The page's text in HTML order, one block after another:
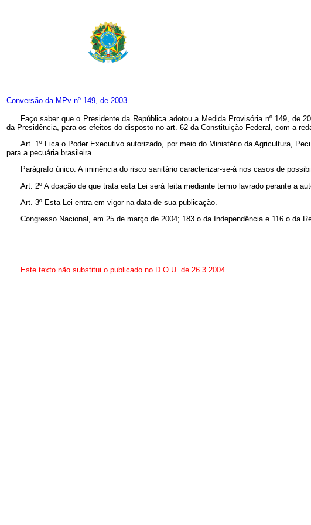
Conversão da MPv nº 149, de 2003
Faço saber que o Presidente da República adotou a Medida Provisória nº 149, de
da Presidência, para os efeitos do disposto no art. 62 da Constituição Federal, com a
Art. 1º Fica o Poder Executivo autorizado, por meio do Ministério da Agricultura,
para a pecuária brasileira.
Parágrafo único. A iminência do risco sanitário caracterizar-se-á nos casos de
Art. 2º A doação de que trata esta Lei será feita mediante termo lavrado perante a
Art. 3º Esta Lei entra em vigor na data de sua publicação.
Congresso Nacional, em 25 de março de 2004; 183 o da Independência e 116 o da
Este texto não substitui o publicado no D.O.U. de 26.3.2004